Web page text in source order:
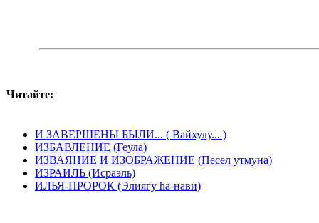
Читайте:
И ЗАВЕРШЕНЫ БЫЛИ... ( Вайхулу... )
ИЗБАВЛЕНИЕ (Геула)
ИЗВАЯНИЕ И ИЗОБРАЖЕНИЕ (Песел утмуна)
ИЗРАИЛЬ (Исраэль)
ИЛЬЯ-ПРОРОК (Элиягу hа-нави)